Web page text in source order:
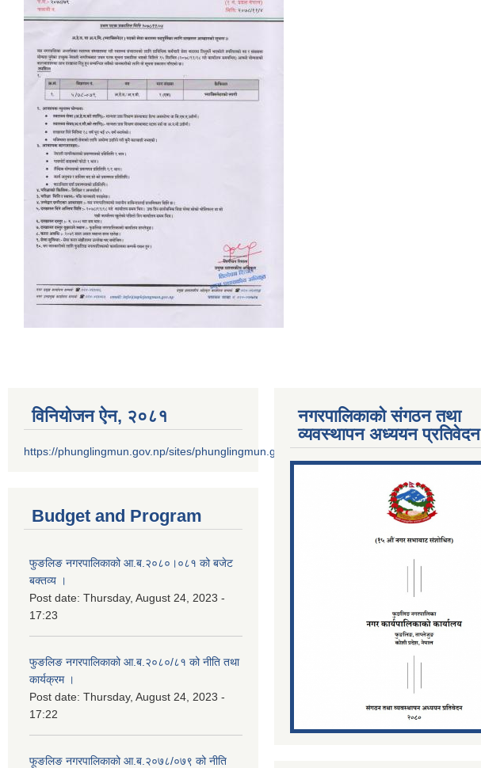
विनियोजन ऐन‚ २०८१
https://phunglingmun.gov.np/sites/phunglingmun.gov.np/files/documents/Al...
Budget and Program
फुङलिङ नगरपालिकाको आ.ब.२०८०।०८१ को बजेट
बक्तव्य ।
Post date: Thursday, August 24, 2023 -
17:23
फुङलिङ नगरपालिकाको आ.ब.२०८०/८१ को नीति तथा
कार्यक्रम ।
Post date: Thursday, August 24, 2023 -
17:22
फूङलिङ नगरपालिकाको आ.ब.२०७८/०७९ को नीति
नगरपालिकाको संगठन तथा
व्यवस्थापन अध्ययन प्रतिवेदन